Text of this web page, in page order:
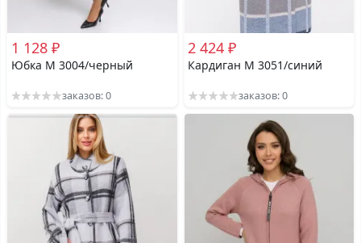
1 128 ₽
Юбка М 3004/черный
заказов: 0
2 424 ₽
Кардиган М 3051/синий
заказов: 0